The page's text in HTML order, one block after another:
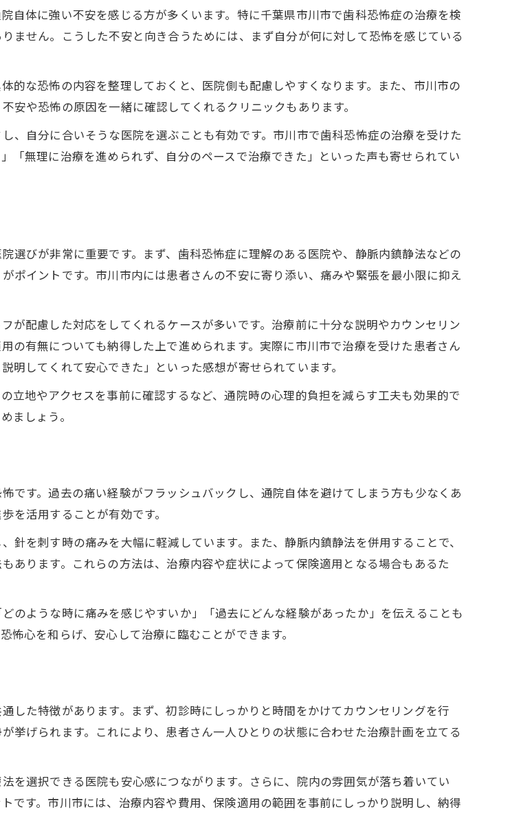
症 保険適用例と申請時の注意点
静法など歯科恐怖症治療の費用事情
歯科恐怖症に配慮した医院の選び方
症 市川市で相談しやすい医院とは
痛くない歯科恐怖症向け治療の実態
歯科恐怖症対策と口コミの見極め方
症の人におすすめの痛み対策とは
症とパニックへの配慮がある医院選び
発作を抑える歯科恐怖症用治療サポート
など優しい治療のポイント
症の人に静脈内鎮静法が向く理由
験者が選ぶ医院との向き合い方
症の人が医院へ相談するときの注意点
症で通院を続けるための心構え
自体に強い不安を感じる方が多くいます。特に千葉県市川市で歯科恐怖症の治療を検
ません。こうした不安と向き合うためには、まず自分が何に対して恐怖を感じている
的な恐怖の内容を整理しておくと、医院側も配慮しやすくなります。また、市川市の
や恐怖の原因を一緒に確認してくれるクリニックもあります。
、自分に合いそうな医院を選ぶことも有効です。市川市で歯科恐怖症の治療を受けた
「無理に治療を進められず、自分のペースで治療できた」といった声も寄せられてい
選びが非常に重要です。まず、歯科恐怖症に理解のある医院や、静脈内鎮静法などの
ポイントです。市川市内には患者さんの不安に寄り添い、痛みや緊張を最小限に抑え
が配慮した対応をしてくれるケースが多いです。治療前に十分な説明やカウンセリン
の有無についても納得した上で進められます。実際に市川市で治療を受けた患者さん
してくれて安心できた」といった感想が寄せられています。
立地やアクセスを事前に確認するなど、通院時の心理的負担を減らす工夫も効果的で
ましょう。
です。過去の痛い経験がフラッシュバックし、通院自体を避けてしまう方も少なくあ
を活用することが有効です。
を刺す時の痛みを大幅に軽減しています。また、静脈内鎮静法を併用することで、
あります。これらの方法は、治療内容や症状によって保険適用となる場合もあるた
のような時に痛みを感じやすいか」「過去にどんな経験があったか」を伝えることも
心を和らげ、安心して治療に臨むことができます。
した特徴があります。まず、初診時にしっかりと時間をかけてカウンセリングを行
挙げられます。これにより、患者さん一人ひとりの状態に合わせた治療計画を立てる
を選択できる医院も安心感につながります。さらに、院内の雰囲気が落ち着いてい
です。市川市には、治療内容や費用、保険適用の範囲を事前にしっかり説明し、納得